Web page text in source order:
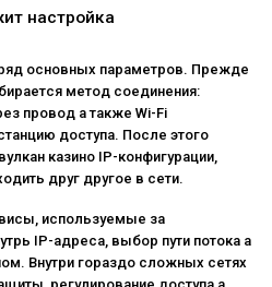
настройка
основных параметров. Прежде
метод соединения:
провод а также Wi-Fi
доступа. После этого
казино IP-конфигурации,
друг другое в сети.
используемые за
IP-адреса, выбор пути потока а
Внутри гораздо сложных сетях